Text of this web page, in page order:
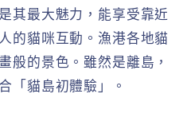
其最大魅力，能享受靠近
的貓咪互動。漁港各地貓
般的景色。雖然是離島，
「貓島初體驗」。